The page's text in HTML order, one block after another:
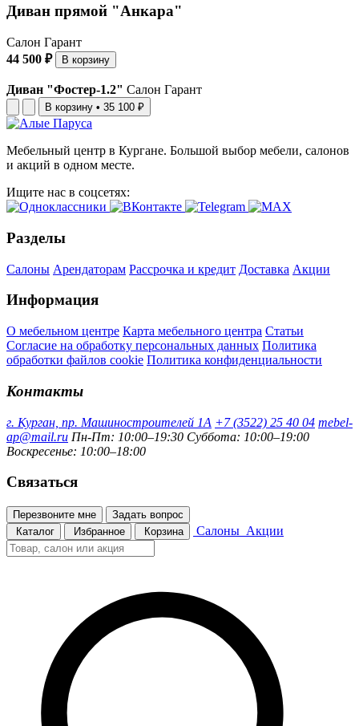
Диван прямой "Анкара"
Салон Гарант
44 500 ₽
В корзину
Диван "Фостер-1.2" Салон Гарант
В корзину • 35 100 ₽
Мебельный центр в Кургане. Большой выбор мебели, салонов
и акций в одном месте.
Ищите нас в соцсетях:
Разделы
Салоны Арендаторам Рассрочка и кредит Доставка Акции
Информация
О мебельном центре Карта мебельного центра Статьи
Согласие на обработку персональных данных Политика
обработки файлов cookie Политика конфиденциальности
Контакты
г. Курган, пр. Машиностроителей 1А +7 (3522) 25 40 04 mebel-
ap@mail.ru Пн-Пт: 10:00–19:30 Суббота: 10:00–19:00
Воскресенье: 10:00–18:00
Связаться
Перезвоните мне
Задать вопрос
Каталог
Избранное Корзина Салоны Акции